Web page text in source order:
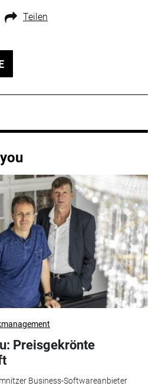
Teilen
Preisgekrönte
Business-Softwareanbieter